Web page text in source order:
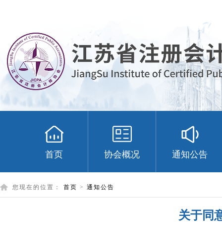
首页 协会概况 通知公告
您现在的位置： 首页 > 通知公告
关于同